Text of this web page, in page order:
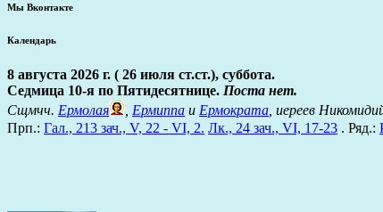
Мы Вконтакте
Календарь
8 августа 2026 г. ( 26 июля ст.ст.), суббота.
Седмица 10-я по Пятидесятнице. Поста нет.
Сщмчч. Ермолая , Ермиппа и Ермократа, иереев
Прп.: Гал., 213 зач., V, 22 - VI, 2. Лк., 24 зач., VI, 17-23 . Ряд.: